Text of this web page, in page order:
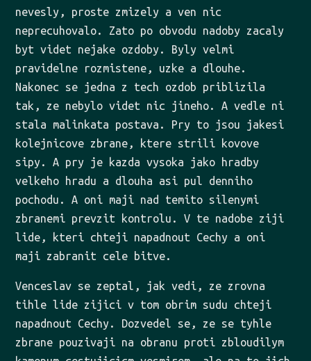
nevesly, proste zmizely a ven nic
neprecuhovalo. Zato po obvodu nadoby zacaly
byt videt nejake ozdoby. Byly velmi
pravidelne rozmistene, uzke a dlouhe.
Nakonec se jedna z tech ozdob priblizila
tak, ze nebylo videt nic jineho. A vedle ni
stala malinkata postava. Pry to jsou jakesi
kolejnicove zbrane, ktere strili kovove
sipy. A pry je kazda vysoka jako hradby
velkeho hradu a dlouha asi pul denniho
pochodu. A oni maji nad temito silenymi
zbranemi prevzit kontrolu. V te nadobe ziji
lide, kteri chteji napadnout Cechy a oni
maji zabranit cele bitve.
Venceslav se zeptal, jak vedi, ze zrovna
tihle lide zijici v tom obrim sudu chteji
napadnout Cechy. Dozvedel se, ze se tyhle
zbrane pouzivaji na obranu proti zbloudilym